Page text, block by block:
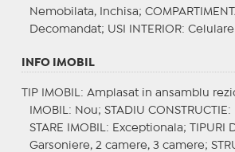
Nemobilata, Inchisa;
Decomandat; USI INTERIOR: Celulare
INFO IMOBIL
TIP IMOBIL : Amplasat in ansamblu
IMOBIL : Nou; STADIU CONSTRUCTIE :
STARE IMOBIL : Exceptionala; TIPURI
Garsoniere, 2 camere, 3 camere;